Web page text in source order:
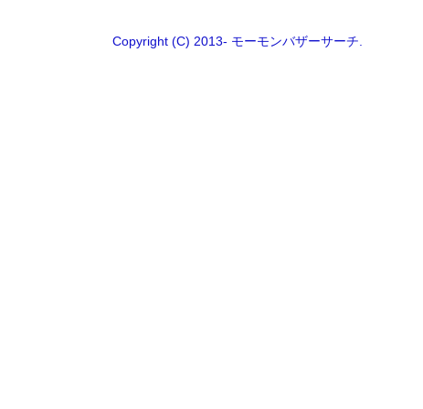
Copyright (C) 2013- モーモンバザーサーチ.